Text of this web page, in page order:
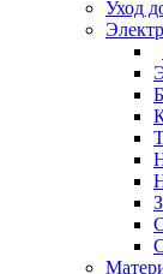
Уход